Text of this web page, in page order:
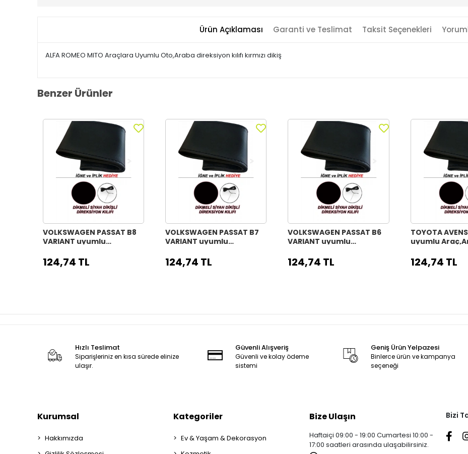
Ürün Açıklaması Garanti ve Teslimat Taksit Seçenekleri
ALFA ROMEO MITO Araçlara Uyumlu Oto,Araba direksiyon kılıfı kırmızı dikiş
Benzer Ürünler
VOLKSWAGEN PASSAT B8
VARIANT uyumlu
direksiyon kılıfı siyah dikiş
124,74 TL
VOLKSWAGEN PASSAT B7
VARIANT uyumlu
direksiyon kılıfı siyah dikiş
124,74 TL
VOLKSWAGEN PASSAT B6
VARIANT uyumlu
direksiyon kılıfı siyah dikiş
124,74 TL
TOYOTA
uyumlu
124,74 TL
Hızlı Teslimat
Siparişleriniz en kısa sürede elinize
ulaşır.
Güvenli Alışveriş
Güvenli ve kolay ödeme
sistemi
Geniş Ürün Yelpazesi
Binlerce ürün ve kampanya
seçeneği
Kurumsal
Hakkımızda
Kategoriler
Ev & Yaşam & Dekorasyon
Bize Ulaşın
Haftaiçi 09:00 - 19:00 Cumartesi 10:00 -
17:00 saatleri arasında ulaşabilirsiniz.
Bizi